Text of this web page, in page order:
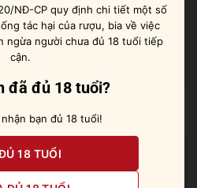
miệng. Chất rượu tròn trịa,
Hậu vị lâu dài vấn vương
NĐ-CP quy định chi tiết một số
tác hại của rượu, bia về việc
ngừa người chưa đủ 18 tuổi tiếp
cận.
đã đủ 18 tuổi?
bạn đủ 18 tuổi!
18 TUỔI